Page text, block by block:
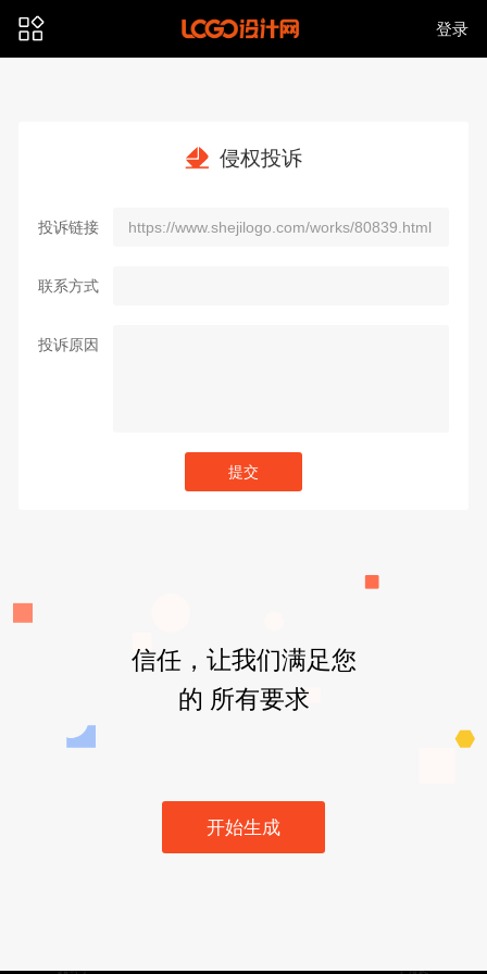
登录
侵权投诉
投诉链接
联系方式
投诉原因
提交
信任，让我们满足您
的 所有要求
开始生成